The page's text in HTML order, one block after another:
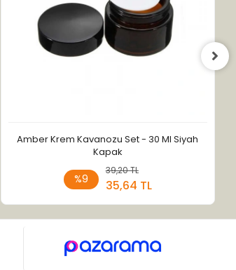
Amber Krem Kavanozu Set - 30 Ml Siyah
Kapak
%9
39,20 TL
35,64 TL
Sepete Ekle